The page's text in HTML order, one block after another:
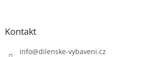
Kontakt
info@dilenske-vybaveni.cz